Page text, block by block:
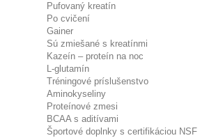
Pufovaný kreatín
Po cvičení
Gainer
Sú zmiešané s kreatínmi
Kazeín – proteín na noc
L-glutamín
Tréningové príslušenstvo
Aminokyseliny
Proteínové zmesi
BCAA s aditívami
Športové doplnky s certifikáciou NSF